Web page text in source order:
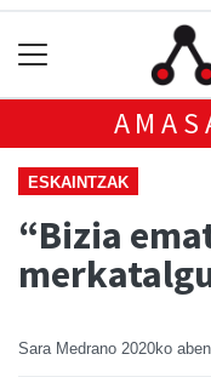
ESKAINTZAK
“Bizia
Sara Medrano 2020ko